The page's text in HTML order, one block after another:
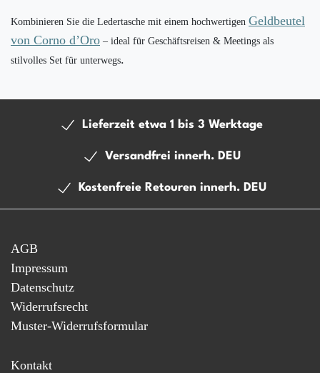
Kombinieren Sie die Ledertasche mit einem hochwertigen Geldbeutel
von Corno d’Oro – ideal für Geschäftsreisen & Meetings als
stilvolles Set für unterwegs.
Lieferzeit etwa 1 bis 3 Werktage
Versandfrei innerh. DEU
Kostenfreie Retouren innerh. DEU
AGB
Impressum
Datenschutz
Widerrufsrecht
Muster-Widerrufsformular
Kontakt